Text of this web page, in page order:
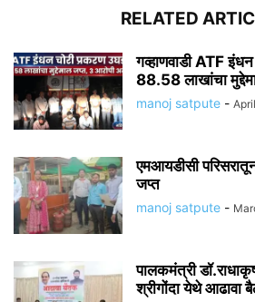
RELATED
गव्हाणवाडी ATF
88.58 लाखांचा
manoj satpute -
एमआयडीसी
जप्त
manoj satpute -
पालकमंत्री
श्रीगोंदा येथे आढावा